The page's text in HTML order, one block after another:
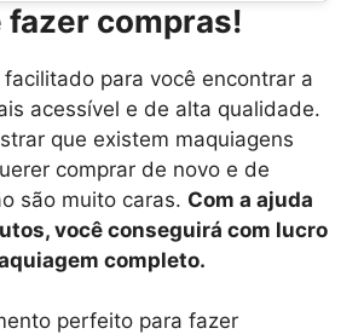
fazer compras!
facilitado para você encontrar a
acessível e de alta qualidade.
que existem maquiagens
comprar de novo e de
são muito caras. Com a ajuda
você conseguirá com lucro
completo.
perfeito para fazer